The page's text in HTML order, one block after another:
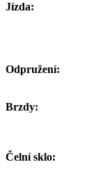
Jízda:
Odpružení:
Brzdy:
Čelní sklo: